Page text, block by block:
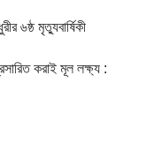
৬ষ্ঠ মৃত্যুবার্ষিকী
করাই মূল লক্ষ্য :